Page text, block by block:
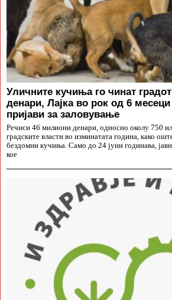
Уличните кучиња го чинат
денари, Лајка во рок од 6
пријави за заловување
Речиси 46 милиони денари, односно околу 750
градските власти во изминатата година, како
бездомни кучиња. Само до 24 јуни годинава,
кое